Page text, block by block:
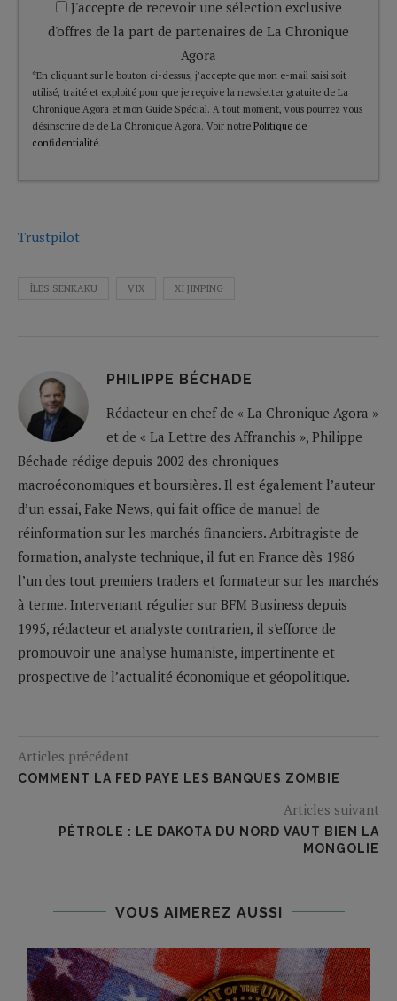
J'accepte de recevoir une sélection exclusive
d'offres de la part de partenaires de La Chronique
Agora
*En cliquant sur le bouton ci-dessus, j’accepte que mon e-mail saisi soit
utilisé, traité et exploité pour que je reçoive la newsletter gratuite de La
Chronique Agora et mon Guide Spécial. A tout moment, vous pourrez vous
désinscrire de de La Chronique Agora. Voir notre Politique de
confidentialité.
Trustpilot
ÎLES SENKAKU VIX XI JINPING
PHILIPPE BÉCHADE
Rédacteur en chef de « La Chronique Agora »
et de « La Lettre des Affranchis », Philippe
Béchade rédige depuis 2002 des chroniques
macroéconomiques et boursières. Il est également l’auteur
d’un essai, Fake News, qui fait office de manuel de
réinformation sur les marchés financiers. Arbitragiste de
formation, analyste technique, il fut en France dès 1986
l’un des tout premiers traders et formateur sur les marchés
à terme. Intervenant régulier sur BFM Business depuis
1995, rédacteur et analyste contrarien, il s'efforce de
promouvoir une analyse humaniste, impertinente et
prospective de l’actualité économique et géopolitique.
Articles précédent
COMMENT LA FED PAYE LES BANQUES ZOMBIE
Articles suivant
PÉTROLE : LE DAKOTA DU NORD VAUT BIEN LA
MONGOLIE
VOUS AIMEREZ AUSSI